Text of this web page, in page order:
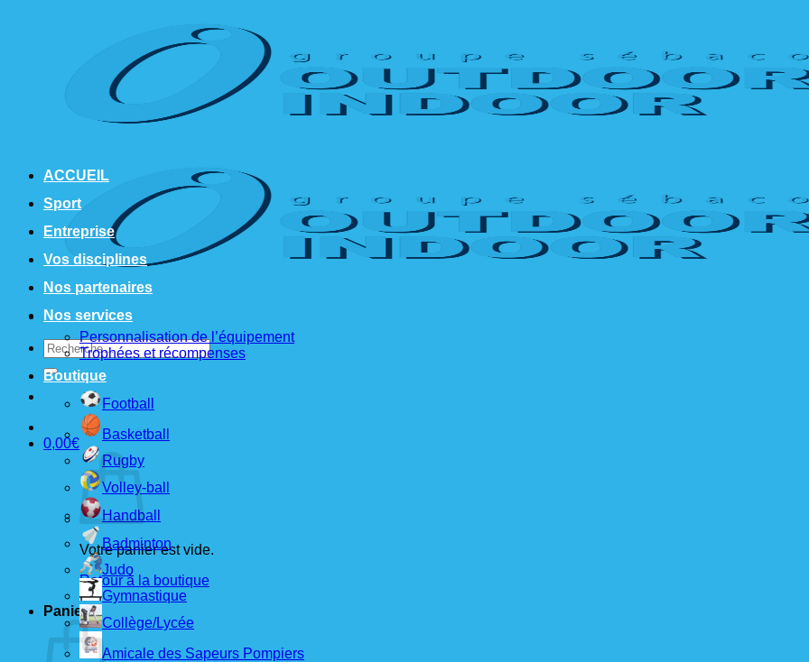
Recherche
pour :
0,00€
Votre panier est vide.
Retour à la boutique
Panier
ACCUEIL
Sport
Entreprise
Vos disciplines
Nos partenaires
Nos services
Personnalisation de l’équipement
Trophées et récompenses
Boutique
Football
Basketball
Rugby
Volley-ball
Handball
Badminton
Judo
Gymnastique
Collège/Lycée
Amicale des Sapeurs Pompiers